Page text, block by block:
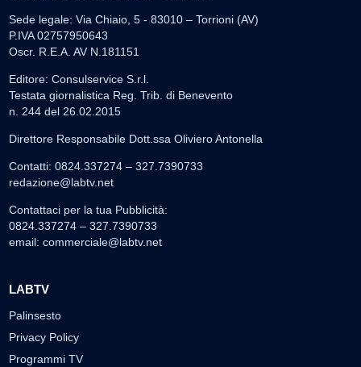
Sede legale: Via Chiaio, 5 - 83010 – Torrioni (AV)
P.IVA 02757950643
Oscr. R.E.A. AV N.181151
Editore: Consulservice S.r.l.
Testata giornalistica Reg. Trib. di Benevento
n. 244 del 26.02.2015
Direttore Responsabile Dott.ssa Oliviero Antonella
Contatti: 0824.337274 – 327.7390733
redazione@labtv.net
Contattaci per la tua Pubblicità:
0824.337274 – 327.7390733
email: commerciale@labtv.net
LABTV
Palinsesto
Privacy Policy
Programmi TV